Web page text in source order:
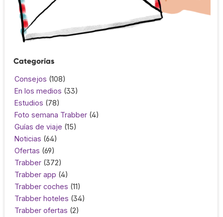
Categorías
Consejos (108)
En los medios (33)
Estudios (78)
Foto semana Trabber (4)
Guías de viaje (15)
Noticias (64)
Ofertas (69)
Trabber (372)
Trabber app (4)
Trabber coches (11)
Trabber hoteles (34)
Trabber ofertas (2)